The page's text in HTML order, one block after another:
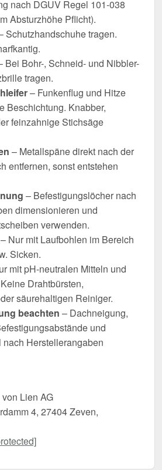
nach DGUV Regel 101-038
Absturzhöhe Pflicht).
Schutzhandschuhe tragen.
Bei Bohr-, Schneid- und Nibbler-
tragen.
– Funkenflug und Hitze
Beschichtung. Knabber,
feinzahnige Stichsäge
– Metallspäne direkt nach der
entfernen, sonst entstehen
– Befestigungslöcher nach
dimensionieren und
verwenden.
– Nur mit Laufbohlen im Bereich
Sicken.
mit pH-neutralen Mitteln und
Drahtbürsten,
säurehaltigen Reiniger.
beachten – Dachneigung,
und
Herstellerangaben
Lien AG
4, 27404 Zeven,